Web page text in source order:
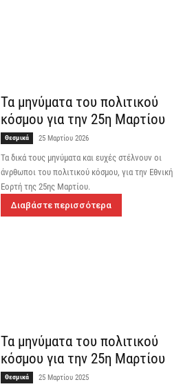
Τα μηνύματα του πολιτικού
κόσμου για την 25η Μαρτίου
Θεσμικά 25 Μαρτίου 2026
Τα δικά τους μηνύματα και ευχές στέλνουν οι
άνρθωποι του πολιτικού κόσμου, για την Εθνική
Εορτή της 25ης Μαρτίου.
Διαβάστε περισσότερα
Τα μηνύματα του πολιτικού
κόσμου για την 25η Μαρτίου
Θεσμικά 25 Μαρτίου 2025